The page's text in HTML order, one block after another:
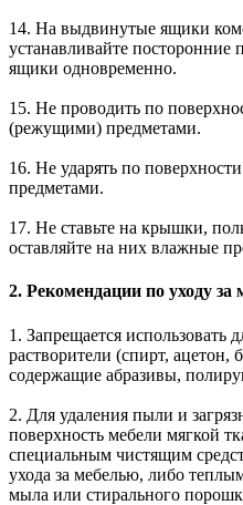
14. На выдвинутые ящики
устанавливайте
ящики одновременно.
15. Не проводить по
(режущими) предметами.
16. Не ударять по
предметами.
17. Не ставьте на крышки,
оставляйте на них влажные
2. Рекомендации по уходу за
1. Запрещается использовать
растворители (спирт, ацетон,
содержащие абразивы,
2. Для удаления пыли и
поверхность мебели мягкой
специальным чистящим
ухода за мебелью, либо
мыла или стирального